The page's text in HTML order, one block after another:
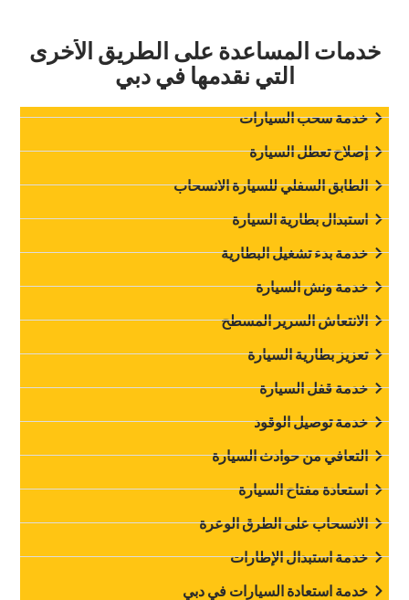
‏خدمات المساعدة على الطريق الأخرى
التي نقدمها في دبي‏
‏خدمة سحب السيارات‏
‏إصلاح تعطل السيارة‏
‏الطابق السفلي للسيارة الانسحاب‏
استبدال بطارية السيارة
‏خدمة بدء تشغيل البطارية‏
‏خدمة ونش السيارة‏
‏الانتعاش السرير المسطح‏
‏تعزيز بطارية السيارة‏
‏خدمة قفل السيارة‏
‏خدمة توصيل الوقود‏
‏التعافي من حوادث السيارة‏
‏استعادة مفتاح السيارة‏
‏الانسحاب على الطرق الوعرة‏
‏خدمة استبدال الإطارات‏
‏خدمة استعادة السيارات في دبي‏